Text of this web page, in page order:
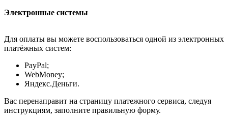
Электронные системы
Для оплаты вы можете воспользоваться одной из электронных
платёжных систем:
PayPal;
WebMoney;
Яндекс.Деньги.
Вас перенаправит на страницу платежного сервиса, следуя
инструкциям, заполните правильную форму.